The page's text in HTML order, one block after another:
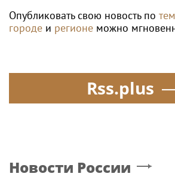
Опубликовать свою новость по
городе и регионе можно
Rss.plus
Новости России